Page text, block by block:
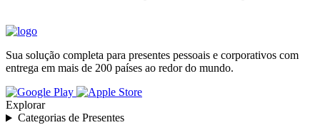
Sua solução completa para presentes pessoais e corporativos com
entrega em mais de 200 países ao redor do mundo.
Explorar
Categorias de Presentes